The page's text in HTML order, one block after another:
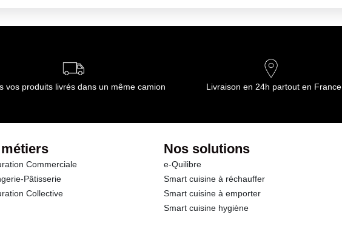
de Transgourmet Opérations
vos produits livrés dans un même camion Livraison en 24h partout en France
Commerciale
Pâtisserie
Collective
Nos solutions
e-Quilibre
Smart cuisine à réchauffer
Smart cuisine à emporter
Smart cuisine hygiène